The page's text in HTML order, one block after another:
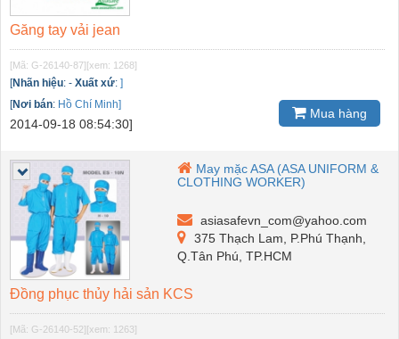
Găng tay vải jean
[Mã: G-26140-87][xem: 1268]
[Nhãn hiệu: - Xuất xứ: ]
[Nơi bán: Hồ Chí Minh]
2014-09-18 08:54:30]
Mua hàng
May mặc ASA (ASA UNIFORM &
CLOTHING WORKER)
asiasafevn_com@yahoo.com
375 Thạch Lam, P.Phú Thạnh,
Q.Tân Phú, TP.HCM
Đồng phục thủy hải sản KCS
[Mã: G-26140-52][xem: 1263]